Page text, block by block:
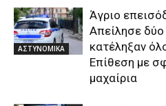
ΑΣΤΥΝΟΜΙΚΑ
Άγριο
Απείλησε δύο
κατέληξαν
Επίθεση με
μαχαίρια